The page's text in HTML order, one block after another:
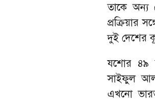
তাকে অন্য
প্রক্রিয়ার
দুই দেশের
যশোর ৪৯
সাইফুল
এখনো